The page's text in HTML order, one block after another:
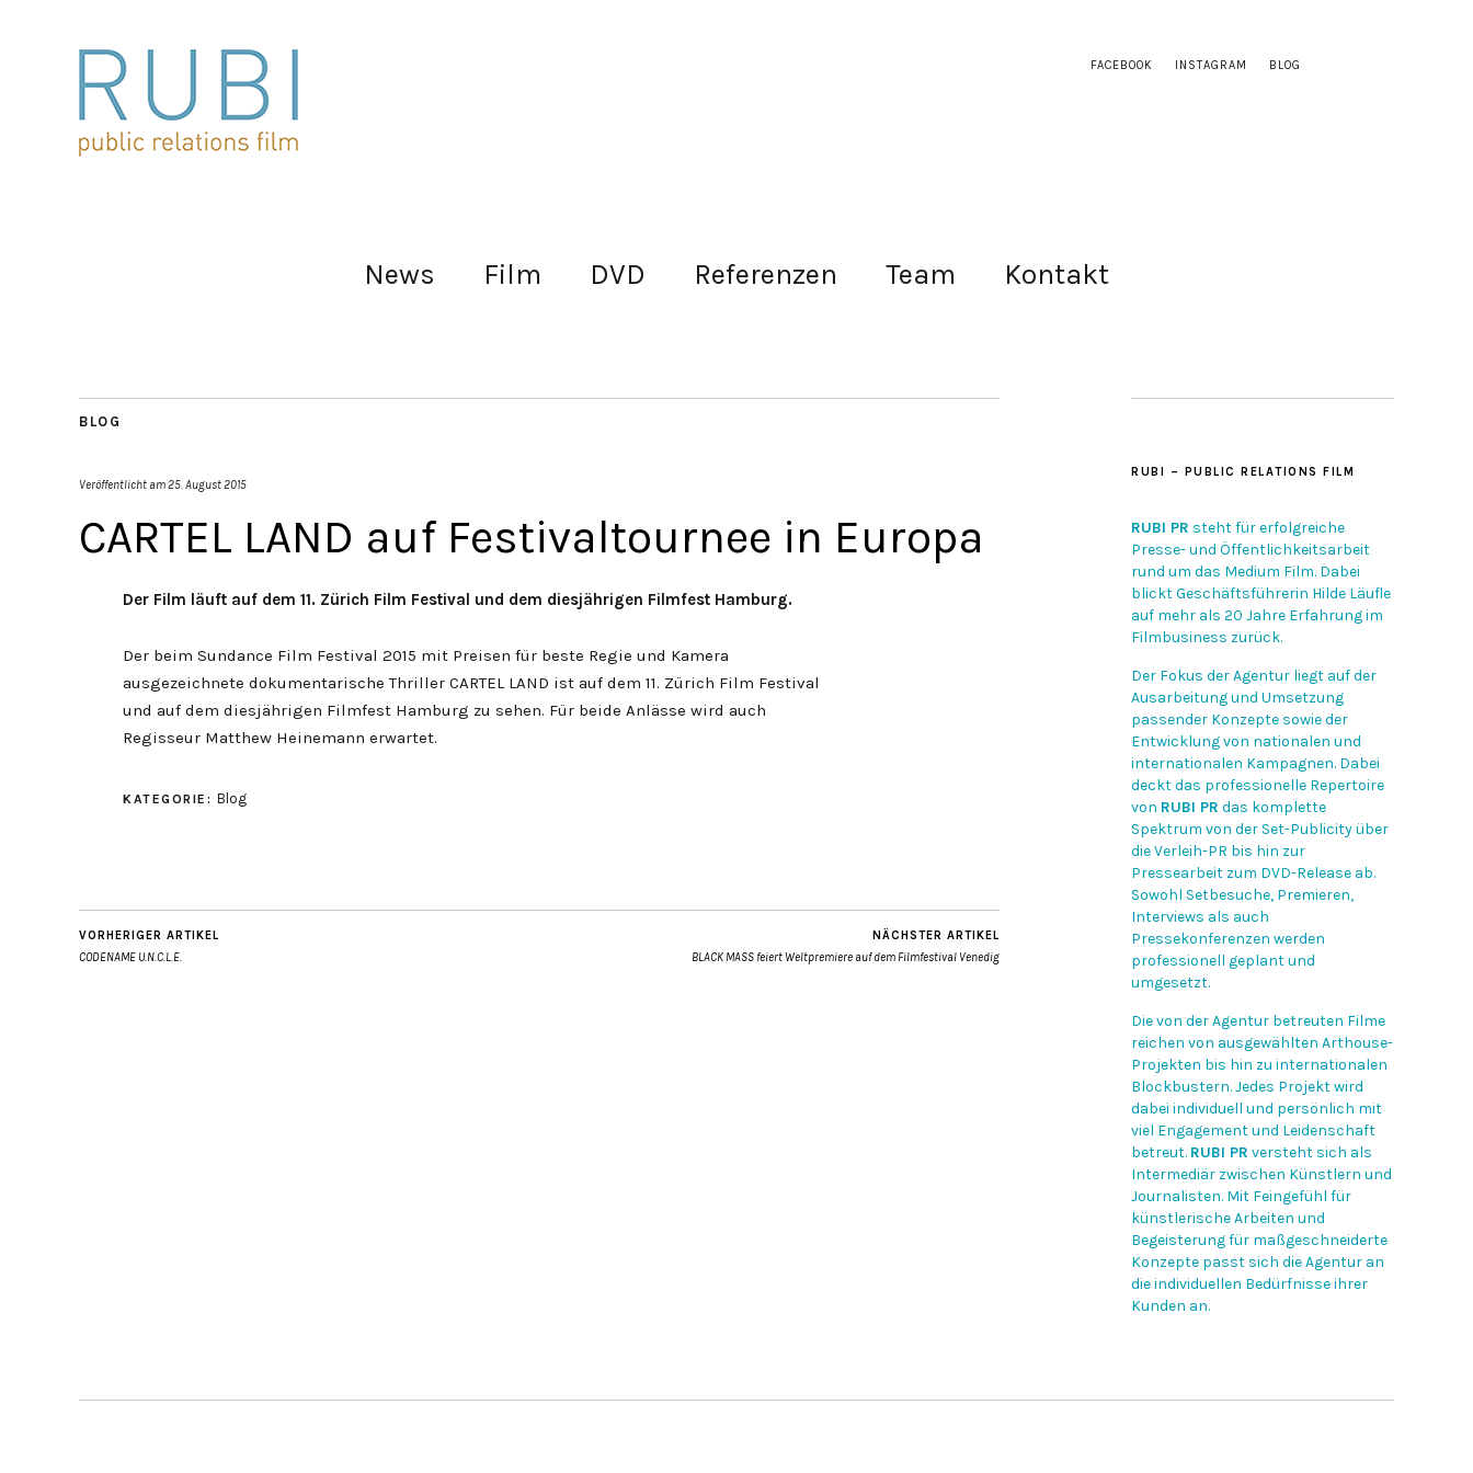
FACEBOOK INSTAGRAM BLOG
News Film DVD Referenzen Team Kontakt
BLOG
Veröffentlicht am25. August 2015
CARTEL LAND auf Festivaltournee in Europa
Der Film läuft auf dem 11. Zürich Film Festival und dem diesjährigen Filmfest Hamburg.
Der beim Sundance Film Festival 2015 mit Preisen für beste Regie und Kamera
ausgezeichnete dokumentarische Thriller CARTEL LAND ist auf dem 11. Zürich Film Festival
und auf dem diesjährigen Filmfest Hamburg zu sehen. Für beide Anlässe wird auch
Regisseur Matthew Heinemann erwartet.
KATEGORIE: Blog
VORHERIGER ARTIKEL
CODENAME U.N.C.L.E.
NÄCHSTER ARTIKEL
BLACK MASS feiert Weltpremiere auf dem Filmfestival Venedig
RUBI – PUBLIC RELATIONS FILM
RUBI PR steht für erfolgreiche
Presse- und Öffentlichkeitsarbeit
rund um das Medium Film. Dabei
blickt Geschäftsführerin Hilde Läufle
auf mehr als 20 Jahre Erfahrung im
Filmbusiness zurück.
Der Fokus der Agentur liegt auf der
Ausarbeitung und Umsetzung
passender Konzepte sowie der
Entwicklung von nationalen und
internationalen Kampagnen. Dabei
deckt das professionelle Repertoire
von RUBI PR das komplette
Spektrum von der Set-Publicity über
die Verleih-PR bis hin zur
Pressearbeit zum DVD-Release ab.
Sowohl Setbesuche, Premieren,
Interviews als auch
Pressekonferenzen werden
professionell geplant und
umgesetzt.
Die von der Agentur betreuten Filme
reichen von ausgewählten Arthouse-
Projekten bis hin zu internationalen
Blockbustern. Jedes Projekt wird
dabei individuell und persönlich mit
viel Engagement und Leidenschaft
betreut. RUBI PR versteht sich als
Intermediär zwischen Künstlern und
Journalisten. Mit Feingefühl für
künstlerische Arbeiten und
Begeisterung für maßgeschneiderte
Konzepte passt sich die Agentur an
die individuellen Bedürfnisse ihrer
Kunden an.